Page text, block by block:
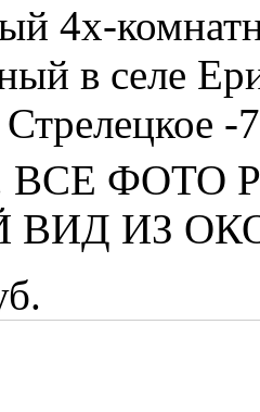
4х-
в селе
ВСЕ ФОТО
ВИД ИЗ